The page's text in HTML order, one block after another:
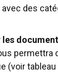
des
permettra